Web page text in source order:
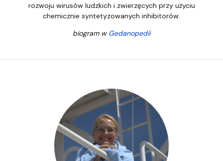
rozwoju wirusów ludzkich i zwierzęcych przy użyciu
chemicznie syntetyzowanych inhibitorów.
biogram w Gedanopedii